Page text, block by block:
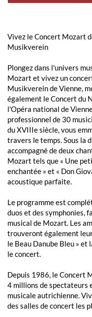
Vivez le Concert Mozart
Musikverein
Plongez dans l'univers
Mozart et vivez un
Musikverein de Vienne,
également le Concert du
l'Opéra national de
professionnel de 30
du XVIIIe siècle, vous
travers le temps. Sous la
accompagné de deux
Mozart tels que « Une
enchantée » et « Don
acoustique parfaite.
Le programme est
duos et des symphonies,
musical de Mozart. Les
trouveront également
le Beau Danube Bleu » et
le concert.
Depuis 1986, le Concert
4 millions de
musicale autrichienne.
des salles de concert les